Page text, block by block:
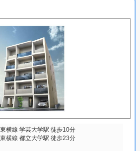
横線 学芸大学駅 徒歩10分
横線 都立大学駅 徒歩23分